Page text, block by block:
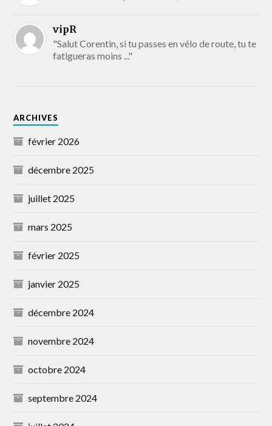
vipR
"Salut Corentin, si tu passes en vélo de route, tu te
fatigueras moins ..."
ARCHIVES
février 2026
décembre 2025
juillet 2025
mars 2025
février 2025
janvier 2025
décembre 2024
novembre 2024
octobre 2024
septembre 2024